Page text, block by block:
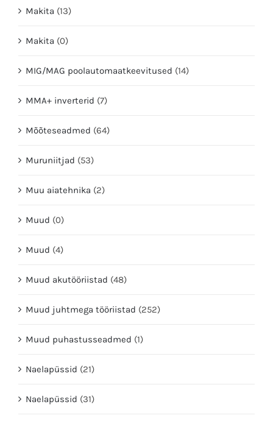
Makita (13)
Makita (0)
MIG/MAG poolautomaatkeevitused (14)
MMA+ inverterid (7)
Mõõteseadmed (64)
Muruniitjad (53)
Muu aiatehnika (2)
Muud (0)
Muud (4)
Muud akutööriistad (48)
Muud juhtmega tööriistad (252)
Muud puhastusseadmed (1)
Naelapüssid (21)
Naelapüssid (31)